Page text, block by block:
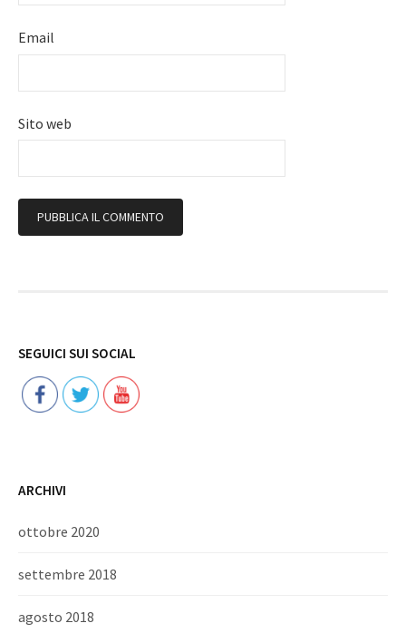
Email
Sito web
SEGUICI SUI SOCIAL
ARCHIVI
ottobre 2020
settembre 2018
agosto 2018